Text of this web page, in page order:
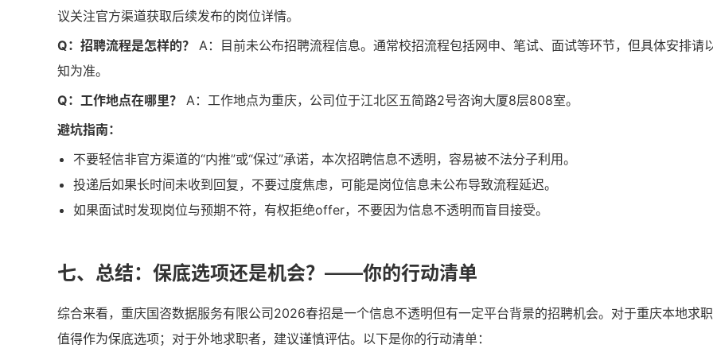
议关注官方渠道获取后续发布的岗位详情。
Q：招聘流程是怎样的？
A：目前未公布招聘流程信息。通常校招流程包括网申、笔试、面试等环节，但具体安排请
知为准。
Q：工作地点在哪里？
A：工作地点为重庆，公司位于江北区五简路2号咨询大厦8层808室。
避坑指南：
不要轻信非官方渠道的“内推”或“保过”承诺，本次招聘信息不透明，容易被不法分子利用。
投递后如果长时间未收到回复，不要过度焦虑，可能是岗位信息未公布导致流程延迟。
如果面试时发现岗位与预期不符，有权拒绝offer，不要因为信息不透明而盲目接受。
七、总结：保底选项还是机会？——你的行动清单
综合来看，重庆国咨数据服务有限公司2026春招是一个信息不透明但有一定平台背景的招聘机会。对于重庆本地求
值得作为保底选项；对于外地求职者，建议谨慎评估。以下是你的行动清单：